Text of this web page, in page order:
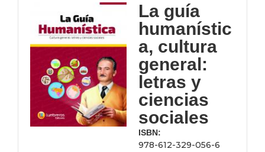
La guía
humanístic
a, cultura
general:
letras y
ciencias
sociales
ISBN:
978-612-329-056-6